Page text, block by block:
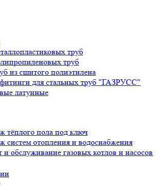
труб
труб
из сшитого полиэтилена
для стальных труб "ГАЗРУСС"
латунные
тёплого пола под ключ
систем отопления и водоснабжения
и обслуживание газовых котлов и насосов